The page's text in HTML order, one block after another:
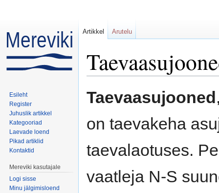
Taevaasujooned
on taevakeha
taevalaotuses.
vaatleja N-S
Artikkel Arutelu
Esileht
Register
Juhuslik artikkel
Kategooriad
Laevade loend
Pikad artiklid
Kontaktid
Mereviki kasutajale
Logi sisse
Minu jälgimisloend